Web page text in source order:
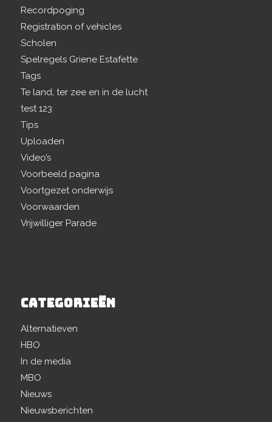
Recordpoging
Registration of vehicles
Scholen
Spelregels Griene Estafette
Tags
Te land, ter zee en in de lucht
test 123
Tips
Uploaden
Video’s
Voorbeeld pagina
Voortgezet onderwijs
Voorwaarden
Vrijwilliger Parade
CATEGORIEËN
Alternatieven
HBO
In de media
MBO
Nieuws
Nieuwsberichten